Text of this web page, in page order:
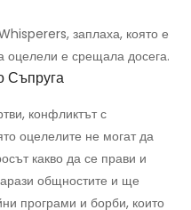
заплаха, която е
оцелели е срещала досега.
Съпруга
конфликтът с
оцелелите не могат да
какво да се прави и
общностите и ще
програми и борби, които